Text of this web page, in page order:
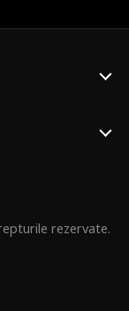
rezervate.